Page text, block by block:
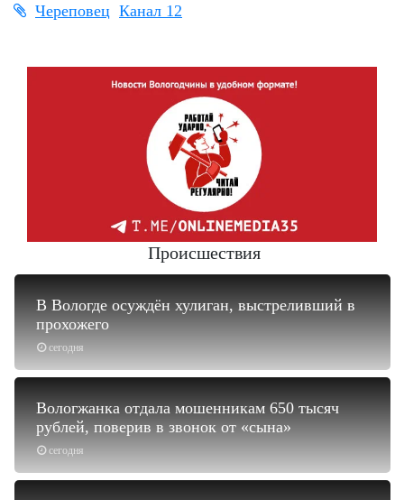
Череповец Канал 12
Происшествия
сегодня
В Вологде осуждён хулиган, выстреливший в
прохожего
сегодня
Вологжанка отдала мошенникам 650 тысяч
рублей, поверив в звонок от «сына»